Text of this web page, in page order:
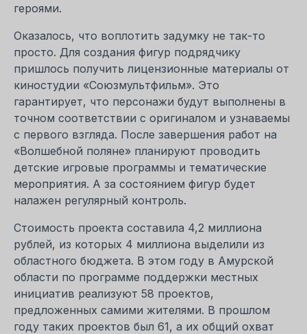
героями.
Оказалось, что воплотить задумку не так-то
просто. Для создания фигур подрядчику
пришлось получить лицензионные материалы от
киностудии «Союзмультфильм». Это
гарантирует, что персонажи будут выполнены в
точном соответствии с оригиналом и узнаваемы
с первого взгляда. После завершения работ на
«Волшебной поляне» планируют проводить
детские игровые программы и тематические
мероприятия. А за состоянием фигур будет
налажен регулярный контроль.
Стоимость проекта составила 4,2 миллиона
рублей, из которых 4 миллиона выделили из
областного бюджета. В этом году в Амурской
области по программе поддержки местных
инициатив реализуют 58 проектов,
предложенных самими жителями. В прошлом
году таких проектов был 61, а их общий охват